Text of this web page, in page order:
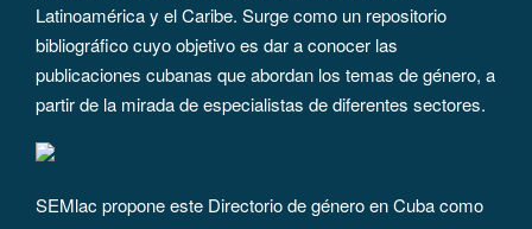
Latinoamérica y el Caribe. Surge como un repositorio
bibliográfico cuyo objetivo es dar a conocer las
publicaciones cubanas que abordan los temas de género, a
partir de la mirada de especialistas de diferentes sectores.
SEMlac propone este Directorio de género en Cuba como